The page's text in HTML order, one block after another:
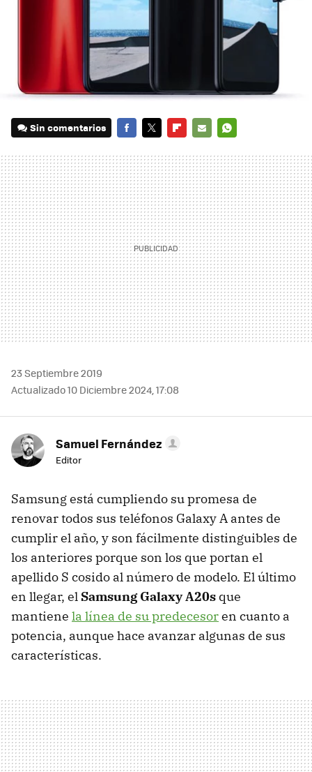
Sin comentarios
MAIL
23 Septiembre 2019
Actualizado 10 Diciembre 2024, 17:08
Samuel Fernández
Editor
Samsung está cumpliendo su promesa de
renovar todos sus teléfonos Galaxy A antes de
cumplir el año, y son fácilmente distinguibles de
los anteriores porque son los que portan el
apellido S cosido al número de modelo. El último
en llegar, el Samsung Galaxy A20s que
mantiene la línea de su predecesoren cuanto a
potencia, aunque hace avanzar algunas de sus
características.